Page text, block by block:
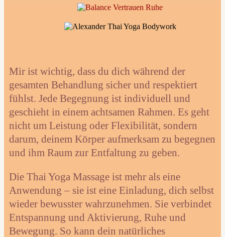
Mir ist wichtig, dass du dich während der
gesamten Behandlung sicher und respektiert
fühlst. Jede Begegnung ist individuell und
geschieht in einem achtsamen Rahmen. Es geht
nicht um Leistung oder Flexibilität, sondern
darum, deinem Körper aufmerksam zu begegnen
und ihm Raum zur Entfaltung zu geben.
Die Thai Yoga Massage ist mehr als eine
Anwendung – sie ist eine Einladung, dich selbst
wieder bewusster wahrzunehmen. Sie verbindet
Entspannung und Aktivierung, Ruhe und
Bewegung. So kann dein natürliches